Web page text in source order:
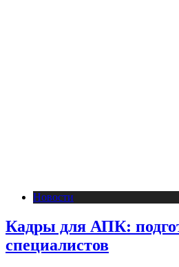
Новости
Кадры для АПК:
специалистов